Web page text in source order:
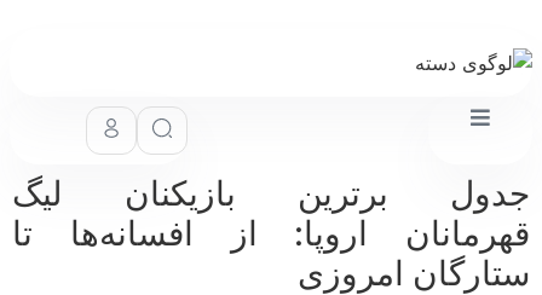
جدول برترین بازیکنان لیگ
قهرمانان اروپا: از افسانه‌ها تا
ستارگان امروزی